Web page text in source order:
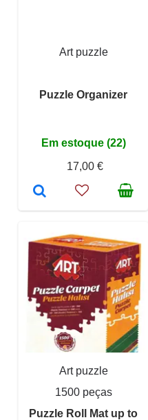
Art puzzle
Puzzle Organizer
Em estoque (22)
17,00 €
Art puzzle
1500 peças
Puzzle Roll Mat up to